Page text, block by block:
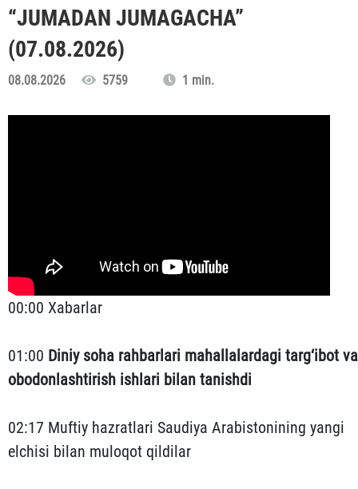
“JUMADAN JUMAGACHA”
(07.08.2026)
08.08.2026 5759 1 min.
00:00 Xabarlar
01:00 Diniy soha rahbarlari mahallalardagi targ‘ibot va
obodonlashtirish ishlari bilan tanishdi
02:17 Muftiy hazratlari Saudiya Arabistonining yangi
elchisi bilan muloqot qildilar